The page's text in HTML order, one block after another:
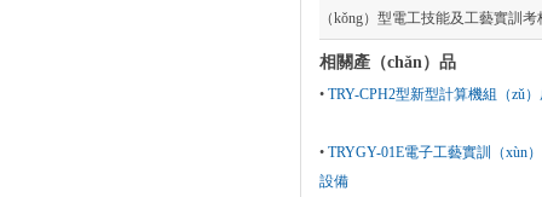
（kǒng）型電工技能及工藝實訓
相關產（chǎn）品
• TRY-CPH2型新型計算機組（zǔ
• TRYGY-01E電子工藝實訓（xùn
設備